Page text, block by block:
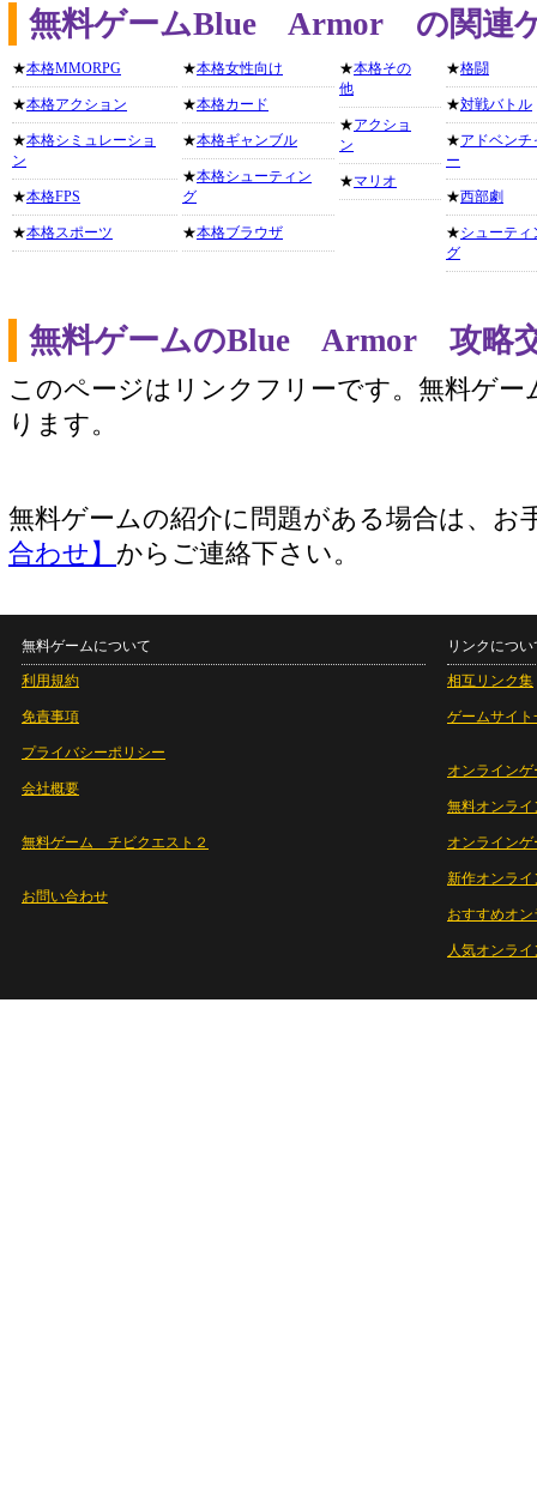
無料ゲームBlue Armor の関連
★本格MMORPG
★本格アクション
★本格シミュレーショ
ン
★本格FPS
★本格スポーツ
★本格女性向け
★本格カード
★本格ギャンブル
★本格シューティン
グ
★本格ブラウザ
★本格その
他
★アクショ
ン
★マリオ
★格闘
★対戦バトル
★アドベンチ
ー
★西部劇
★シューティ
グ
無料ゲームのBlue Armor 攻略
このページはリンクフリーです。無料ゲー
ります。
無料ゲームの紹介に問題がある場合は、お
合わせ】 からご連絡下さい。
無料ゲームについて
利用規約
免責事項
プライバシーポリシー
会社概要
無料ゲーム チビクエスト２
お問い合わせ
リンクについ
相互リンク集
ゲームサイト
オンラインゲ
無料オンライ
オンライン
新作オンライ
おすすめオ
人気オンラ